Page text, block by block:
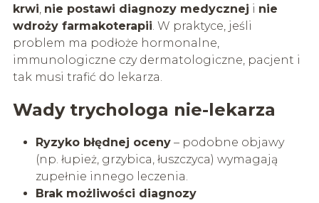
krwi, nie postawi diagnozy medycznej i nie
wdroży farmakoterapii. W praktyce, jeśli
problem ma podłoże hormonalne,
immunologiczne czy dermatologiczne, pacjent i
tak musi trafić do lekarza.
Wady trychologa nie-lekarza
Ryzyko błędnej oceny– podobne objawy
(np. łupież, grzybica, łuszczyca) wymagają
zupełnie innego leczenia.
Brak możliwości diagnozy